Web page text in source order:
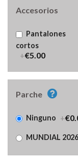
Accesorios
Pantalones
cortos
+€5.00
Parche
Ninguno +
MUNDIAL 2026